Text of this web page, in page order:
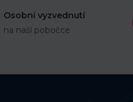
Osobní vyzvednutí
na naší pobočce